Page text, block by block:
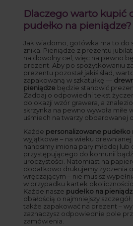
Dlaczego warto kupić
pudełko na pieniądze?
Jak wiadomo, gotówka ma to do
znika. Pieniądze z prezentu
na dowolny cel, więc na pewno
prezent. Aby po spożytkowaniu
prezentu pozostał jakiś ślad,
zapakowaną w szkatułkę —
pieniądze będzie stanowić
Zadbaj o odpowiedni tekst
do okazji wzór grawera, a
skrzynka na pewno wywoła miłe
uśmiech na twarzy obdarowanej
Każde personalizowane pudełko
wyjątkowe – na wieku drewnianej
nanosimy imiona pary młodej lub
przystępującego do komunii
uroczystości. Natomiast na
dodatkowo drukujemy życzenia
wręczającym – nie musisz
w przypadku kartek
Każde nasze pudełko na
dbałością o najmniejszy
także zapakować na prezent –
zaznaczysz odpowiednie pole
zamówienia.